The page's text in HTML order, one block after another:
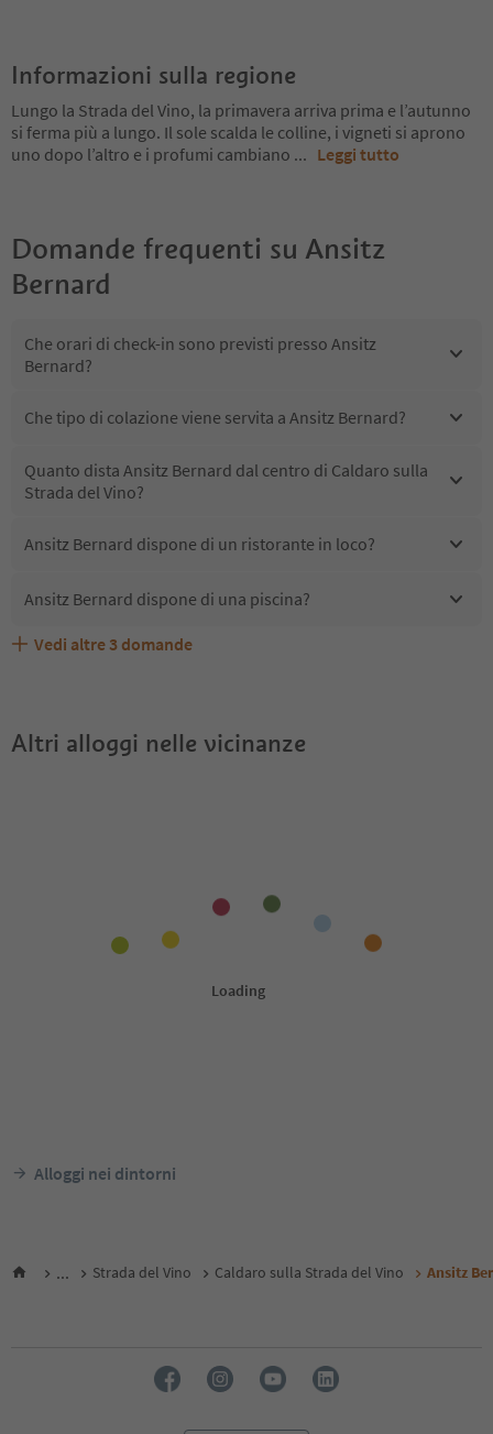
Informazioni sulla regione
Lungo la Strada del Vino, la primavera arriva prima e l’autunno
si ferma più a lungo. Il sole scalda le colline, i vigneti si aprono
uno dopo l’altro e i profumi cambiano ... Leggi tutto
Domande frequenti su Ansitz
Bernard
Che orari di check-in sono previsti presso Ansitz
Bernard?
Che tipo di colazione viene servita a Ansitz Bernard?
Quanto dista Ansitz Bernard dal centro di Caldaro sulla
Strada del Vino?
Ansitz Bernard dispone di un ristorante in loco?
Ansitz Bernard dispone di una piscina?
Ansitz Bernard accetta animali domestici?
Quali servizi/attività sono disponibili presso Ansitz
Gli ospiti di Ansitz Bernard ricevono l'Alto Adige Guest
Vedi altre 3 domande
Altri alloggi nelle vicinanze
Alloggi nei dintorni
... Strada del Vino Caldaro sulla Strada del Vino Ansitz